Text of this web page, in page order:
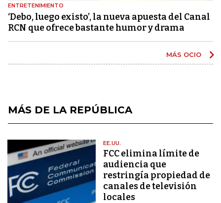
ENTRETENIMIENTO
‘Debo, luego existo’, la nueva apuesta del Canal
RCN que ofrece bastante humor y drama
MÁS OCIO
MÁS DE LA REPÚBLICA
EE.UU.
FCC elimina límite de
audiencia que
restringía propiedad de
canales de televisión
locales